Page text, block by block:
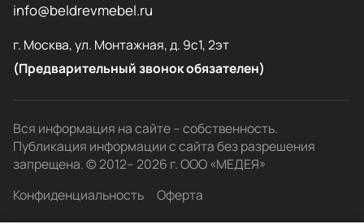
info@beldrevmebel.ru
г. Москва, ул. Монтажная, д. 9с1, 2эт
(Предварительный звонок обязателен)
Вся информация на сайте – собственность.
Публикация информации с сайта без разрешения
запрещена. © 2012– 2026 г. ООО «МЕДЕЯ»
Конфиденциальность
Оферта